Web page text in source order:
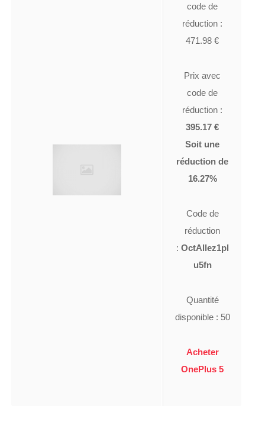
code de
réduction :
471.98 €
Prix avec
code de
réduction :
395.17 €
Soit une
réduction de
16.27%
Code de
réduction
: OctAllez1pl
u5fn
Quantité
disponible : 50
Acheter
OnePlus 5